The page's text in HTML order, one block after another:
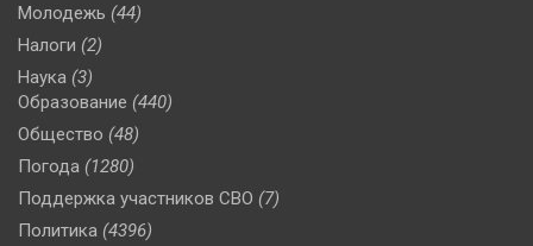
Молодежь (44)
Налоги (2)
Наука (3)
Образование (440)
Общество (48)
Погода (1280)
Поддержка участников СВО (7)
Политика (4396)